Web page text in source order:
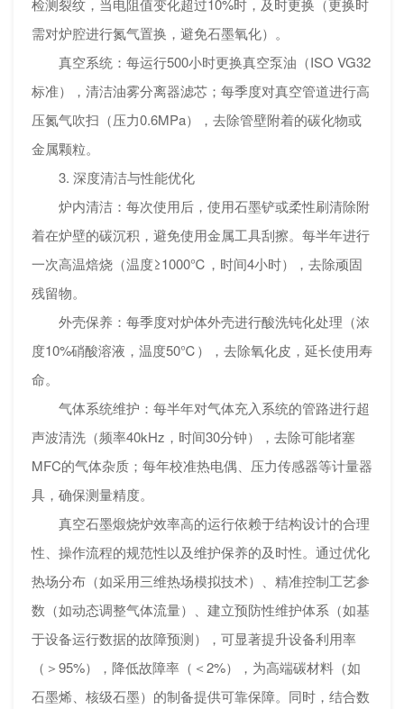
检测裂纹，当电阻值变化超过10%时，及时更换（更换时
需对炉腔进行氮气置换，避免石墨氧化）。
真空系统：每运行500小时更换真空泵油（ISO VG32
标准），清洁油雾分离器滤芯；每季度对真空管道进行高
压氮气吹扫（压力0.6MPa），去除管壁附着的碳化物或
金属颗粒。
3. 深度清洁与性能优化
炉内清洁：每次使用后，使用石墨铲或柔性刷清除附
着在炉壁的碳沉积，避免使用金属工具刮擦。每半年进行
一次高温焙烧（温度≥1000℃，时间4小时），去除顽固
残留物。
外壳保养：每季度对炉体外壳进行酸洗钝化处理（浓
度10%硝酸溶液，温度50℃），去除氧化皮，延长使用寿
命。
气体系统维护：每半年对气体充入系统的管路进行超
声波清洗（频率40kHz，时间30分钟），去除可能堵塞
MFC的气体杂质；每年校准热电偶、压力传感器等计量器
具，确保测量精度。
真空石墨煅烧炉效率高的运行依赖于结构设计的合理
性、操作流程的规范性以及维护保养的及时性。通过优化
热场分布（如采用三维热场模拟技术）、精准控制工艺参
数（如动态调整气体流量）、建立预防性维护体系（如基
于设备运行数据的故障预测），可显著提升设备利用率
（＞95%），降低故障率（＜2%），为高端碳材料（如
石墨烯、核级石墨）的制备提供可靠保障。同时，结合数